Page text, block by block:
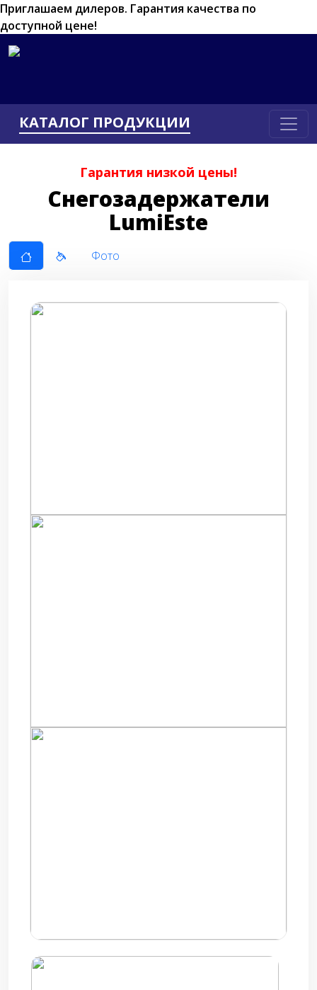
Приглашаем дилеров. Гарантия качества по
доступной цене!
КАТАЛОГ ПРОДУКЦИИ
Гарантия низкой цены!
Снегозадержатели
LumiEste
Фото